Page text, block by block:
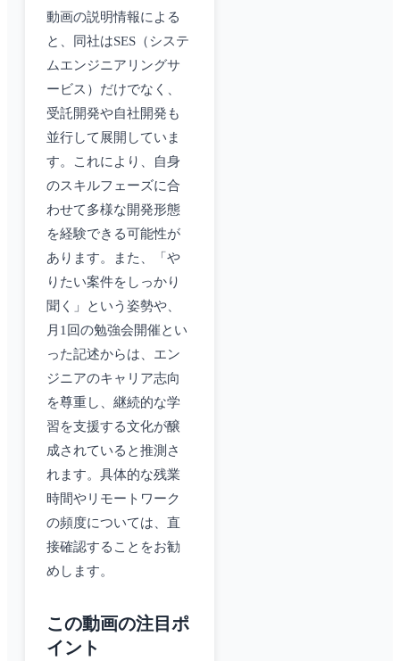
動画の説明情報による
と、同社はSES（システ
ムエンジニアリングサ
ービス）だけでなく、
受託開発や自社開発も
並行して展開していま
す。これにより、自身
のスキルフェーズに合
わせて多様な開発形態
を経験できる可能性が
あります。また、「や
りたい案件をしっかり
聞く」という姿勢や、
月1回の勉強会開催とい
った記述からは、エン
ジニアのキャリア志向
を尊重し、継続的な学
習を支援する文化が醸
成されていると推測さ
れます。具体的な残業
時間やリモートワーク
の頻度については、直
接確認することをお勧
めします。
この動画の注目ポ
イント